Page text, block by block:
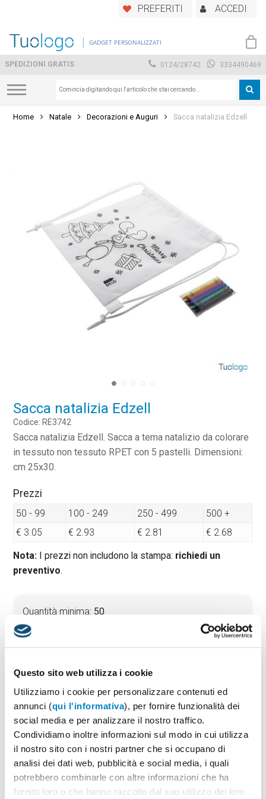
Questo sito web utilizza i cookie
Utilizziamo i cookie per personalizzare contenuti ed
annunci (qui l'informativa), per fornire funzionalità dei
social media e per analizzare il nostro traffico.
Condividiamo inoltre informazioni sul modo in cui utilizza
il nostro sito con i nostri partner che si occupano di
analisi dei dati web, pubblicità e social media, i quali
potrebbero combinarle con altre informazioni che ha
fornito loro o che hanno raccolto dal suo utilizzo dei loro
main
PREFERITI ACCEDI
GADGET PERSONALIZZATI
SPEDIZIONI GRATIS 0124/28742 3334490469
Home Natale Decorazioni e Auguri Sacca natalizia Edzell
Sacca natalizia Edzell
Codice: RE3742
Sacca natalizia Edzell. Sacca a tema natalizio da colorare
in tessuto non tessuto RPET con 5 pastelli. Dimensioni:
cm 25x30.
Prezzi
50 - 99 100 - 249 250 - 499
500 +
€ 3.05
€ 2.93 € 2.81 € 2.68
Nota: I prezzi non includono la stampa: richiedi un
preventivo.
Quantità minima: 50
Tempi di consegna standard:
10 gg lavorativi
Materiale:
PREVENTIVO & BOZZA GRATUITA
Potrai indicare successivamente la suddivisione per
taglie e colore
1 Seleziona il colore: